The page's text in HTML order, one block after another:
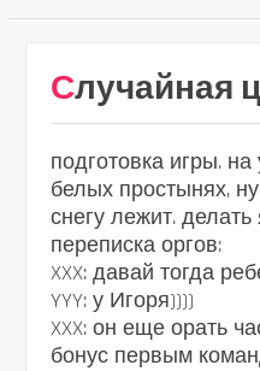
Случайная
подготовка игры.
белых простынях,
снегу лежит.
переписка оргов:
XXX: давай тогда
YYY: у Игоря))))
XXX: он еще орать
бонус первым